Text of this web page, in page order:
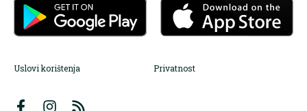
Uslovi korištenja Privatnost